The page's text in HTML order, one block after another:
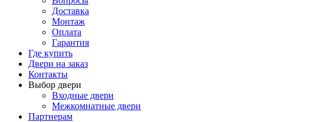
Доставка
Монтаж
Оплата
Гарантия
Где купить
Двери на заказ
Контакты
Выбор двери
Входные двери
Межкомнатные двери
Партнерам